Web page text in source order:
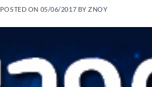
POSTED ON 05/06/2017 BYZNOY